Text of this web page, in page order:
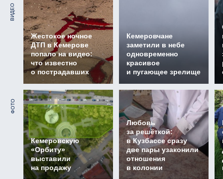
ВИДЕО
Жестокое ночное
ДТП в Кемерове
попало на видео:
что известно
о пострадавших
Кемеровчане
заметили в небе
одновременно
красивое
и пугающее зрелище
ФОТО
Кемеровскую
«Орбиту»
выставили
на продажу
Любовь
за решёткой:
в Кузбассе сразу
две пары узаконили
отношения
в колонии